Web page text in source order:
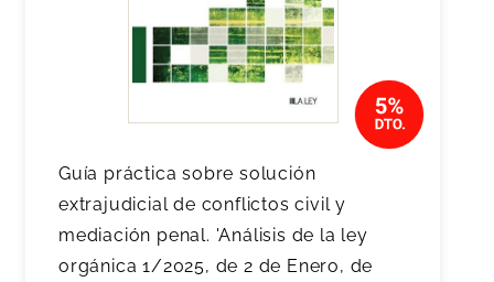
Guía práctica sobre solución
extrajudicial de conflictos civil y
mediación penal. 'Análisis de la ley
orgánica 1/2025, de 2 de Enero, de